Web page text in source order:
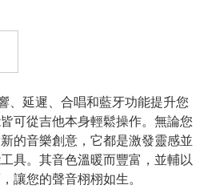
、延遲、合唱和藍牙功能提升您
可從吉他本身輕鬆操作。無論您
的音樂創意，它都是激發靈感並
具。其音色溫暖而豐富，並輔以
讓您的聲音栩栩如生。